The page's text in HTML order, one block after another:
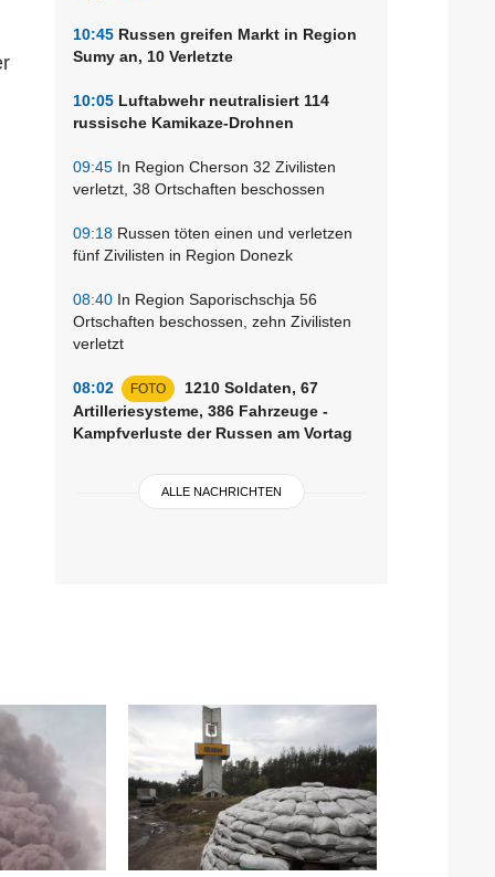
10:45 Russen greifen Markt in Region
Sumy an, 10 Verletzte
10:05 Luftabwehr neutralisiert 114
russische Kamikaze-Drohnen
09:45 In Region Cherson 32 Zivilisten
verletzt, 38 Ortschaften beschossen
09:18 Russen töten einen und verletzen
fünf Zivilisten in Region Donezk
08:40 In Region Saporischschja 56
Ortschaften beschossen, zehn Zivilisten
verletzt
08:02 FOTO
1210 Soldaten, 67
Artilleriesysteme, 386 Fahrzeuge -
Kampfverluste der Russen am Vortag
ALLE NACHRICHTEN